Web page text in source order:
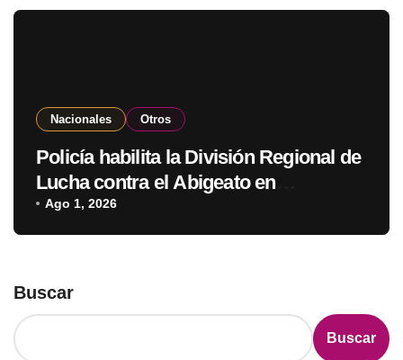
Nacionales Otros
Policía habilita la División Regional de
Lucha contra el Abigeato en
Amambay
Ago 1, 2026
Buscar
Buscar